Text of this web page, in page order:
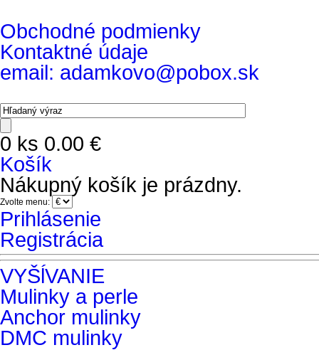
Obchodné podmienky
Kontaktné údaje
email: adamkovo@pobox.sk
0 ks 0.00 €
Košík
Nákupný košík je prázdny.
Zvolte menu:
Prihlásenie
Registrácia
VYŠĺVANIE
Mulinky a perle
Anchor mulinky
DMC mulinky